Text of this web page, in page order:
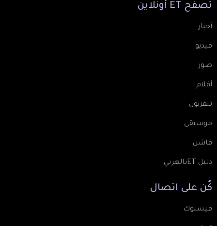
تصفّح ET أونلاين
أخبار
فيديو
صور
أفلام
تلفزيون
موسيقى
فاشن
دليل ETبالعربي
كُن على اتصال
فيسبوك